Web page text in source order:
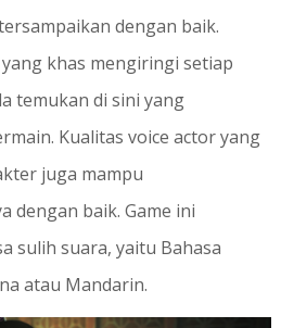
dengan baik.
khas mengiringi setiap
temukan di sini yang
Kualitas voice actor yang
juga mampu
dengan baik. Game ini
sulih suara, yaitu Bahasa
atau Mandarin.